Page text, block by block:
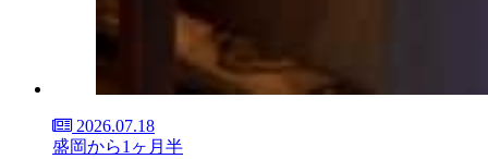
2026.07.18
盛岡から1ヶ月半